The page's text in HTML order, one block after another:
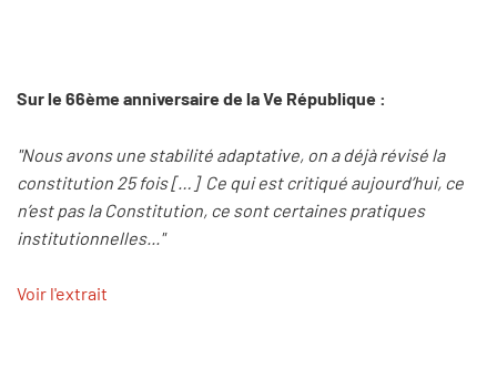
Sur le 66ème anniversaire de la Ve République :
"Nous avons une stabilité adaptative, on a déjà révisé la
constitution 25 fois […] Ce qui est critiqué aujourd’hui, ce
n’est pas la Constitution, ce sont certaines pratiques
institutionnelles..."
Voir l'extrait